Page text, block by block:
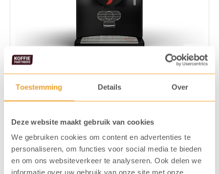
Toestemming Details Over
Deze website maakt gebruik van cookies
We gebruiken cookies om content en advertenties te
personaliseren, om functies voor social media te bieden
en om ons websiteverkeer te analyseren. Ook delen we
informatie over uw gebruik van onze site met onze
Compact formaat (56,7 cm hoog)
Gebruiks- en onderhoudsvriendelijk
Type: Instant
NESCAFÉ Fusion Compact 3.0
Koffiemachine bekijken
Download brochure